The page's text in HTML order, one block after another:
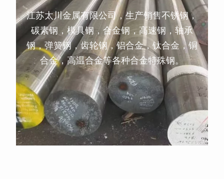
江苏太川金属有限公司，生产销售不锈钢，
碳素钢，模具钢，合金钢，高速钢，轴承
钢，弹簧钢，齿轮钢，铝合金，钛合金，铜
合金，高温合金等各种合金特殊钢。